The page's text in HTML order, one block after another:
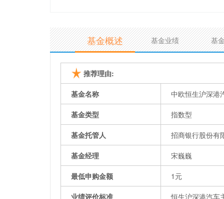
基金概述 基金业绩 基
推荐理由:
基金名称 中欧恒生沪深港
基金类型 指数型
基金托管人 招商银行股份有
基金经理 宋巍巍
最低申购金额 1元
业绩评价标准 恒生沪深港汽车